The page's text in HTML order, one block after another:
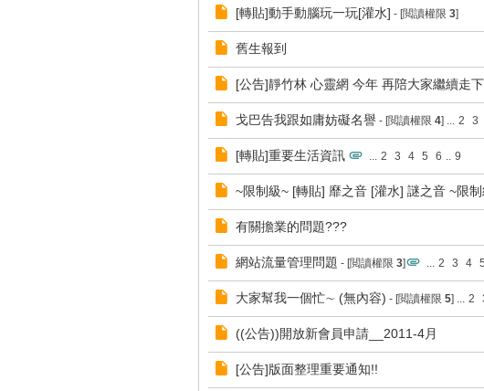
[轉貼]動手動腦玩一玩[灌水] - [閲讀權限 3]
舊生報到
[公告]靜竹林 心靈網 今年 再陪大家繼續走下
戈巴告我跟如庸妨礙名譽 - [閲讀權限 4] ... 2 3
[轉貼]重要生活資訊 ... 2 3 4 5 6 .. 9
~限制級~ [轉貼] 靡之音 [灌水] 謎之音 ~限
有關擔業的問題???
網站流量管理問題 - [閲讀權限 3] ... 2 3 4 5
大家幫我一個忙∼ (無內容) - [閲讀權限 5] ... 2
((公告))開放新會員申請__2011-4月
[公告]版面整理重要通知!!